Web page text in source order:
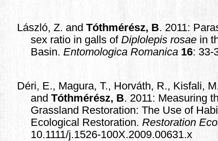
László, Z. and Tóthmérész, B. 2011:
sex ratio in galls ofDiplolepis rosae in
Basin.Entomologica Romanica 16: 33-
Déri, E., Magura, T., Horváth, R., Kisfali,
andTóthmérész, B. 2011: Measuring
Grassland Restoration: The Use of
Ecological Restoration.Restoration
10.1111/j.1526-100X.2009.00631.x